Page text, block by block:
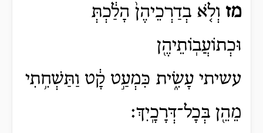
מז וְלֹ֤א בְדַרְכֵיהֶן֙ הָלַ֔כְתְּ
וּכְתוֹעֲבֽוֹתֵיהֶ֖ן
עשיתי עָשִׂ֑ית כִּמְעַ֣ט קָ֔ט וַתַּשְׁחִ֥תִי
מֵהֵ֖ן בְּכָל־דְּרָכָֽיִךְ׃